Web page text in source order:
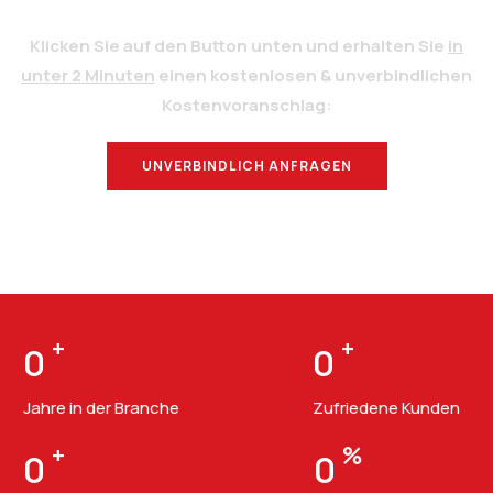
Klicken Sie auf den Button unten und erhalten Sie in
unter 2 Minuten einen kostenlosen & unverbindlichen
Kostenvoranschlag:
UNVERBINDLICH ANFRAGEN
0 +
Jahre in der Branche
0 +
Zufriedene Kunden
0 + 0 %